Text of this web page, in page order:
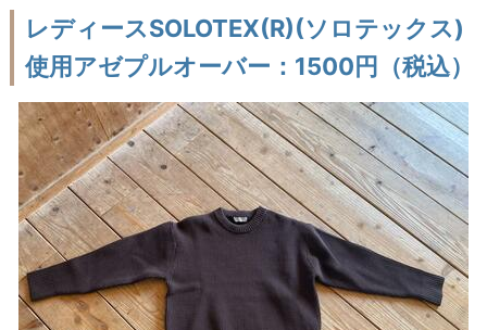
レディースSOLOTEX(R)(ソロテックス)
使用アゼプルオーバー：1500円（税込）